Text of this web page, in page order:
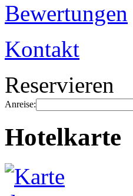
Bewertungen
Kontakt
Reservieren
Anreise:
Hotelkarte